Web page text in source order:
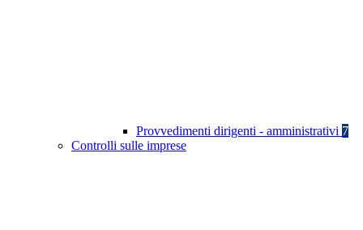
Provvedimenti dirigenti - amministrativi 7
Controlli sulle imprese